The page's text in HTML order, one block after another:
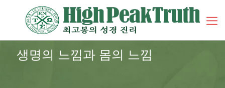
생명의 느낌과 몸의 느낌